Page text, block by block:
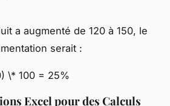
a augmenté de 120 à 150, le
serait :
\* 100 = 25%
Excel pour des Calculs